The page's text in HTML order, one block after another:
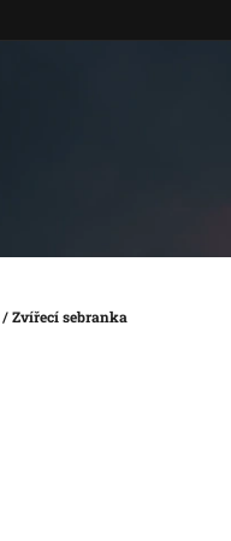
/Zvířecí sebranka